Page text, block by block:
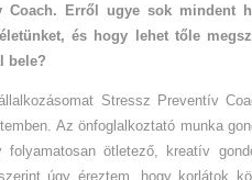
Coach. Erről ugye sok mindent
és hogy lehet tőle
bele?
Stressz Preventív
Az önfoglalkoztató munka
ötletező, kreatív
úgy éreztem, hogy korlátok